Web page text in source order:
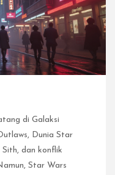
di Galaksi
Dunia Star
Sith, dan konflik
Star Wars